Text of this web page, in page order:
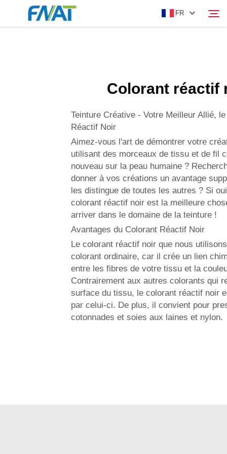
FR
NOUS CONTACTER
Colorant réactif
Teinture Créative - Votre Meilleur Allié,
Réactif Noir
Aimez-vous l'art de démontrer votre
utilisant des morceaux de tissu et de fil
nouveau sur la peau humaine ?
donner à vos créations un avantage
les distingue de toutes les autres ? Si
colorant réactif noir est la meilleure
arriver dans le domaine de la teinture !
Avantages du Colorant Réactif Noir
Le colorant réactif noir que nous
colorant ordinaire, car il crée un lien
entre les fibres de votre tissu et la
Contrairement aux autres colorants qui
surface du tissu, le colorant réactif noir
par celui-ci. De plus, il convient pour
cotonnades et soies aux laines et nylon.